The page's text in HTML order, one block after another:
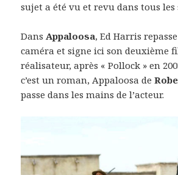
sujet a été vu et revu dans tous les
DansAppaloosa, Ed Harris
caméra et signe ici son deuxième
réalisateur, après « Pollock » en
c’est un roman, Appaloosa de
passe dans les mains de l’acteur.